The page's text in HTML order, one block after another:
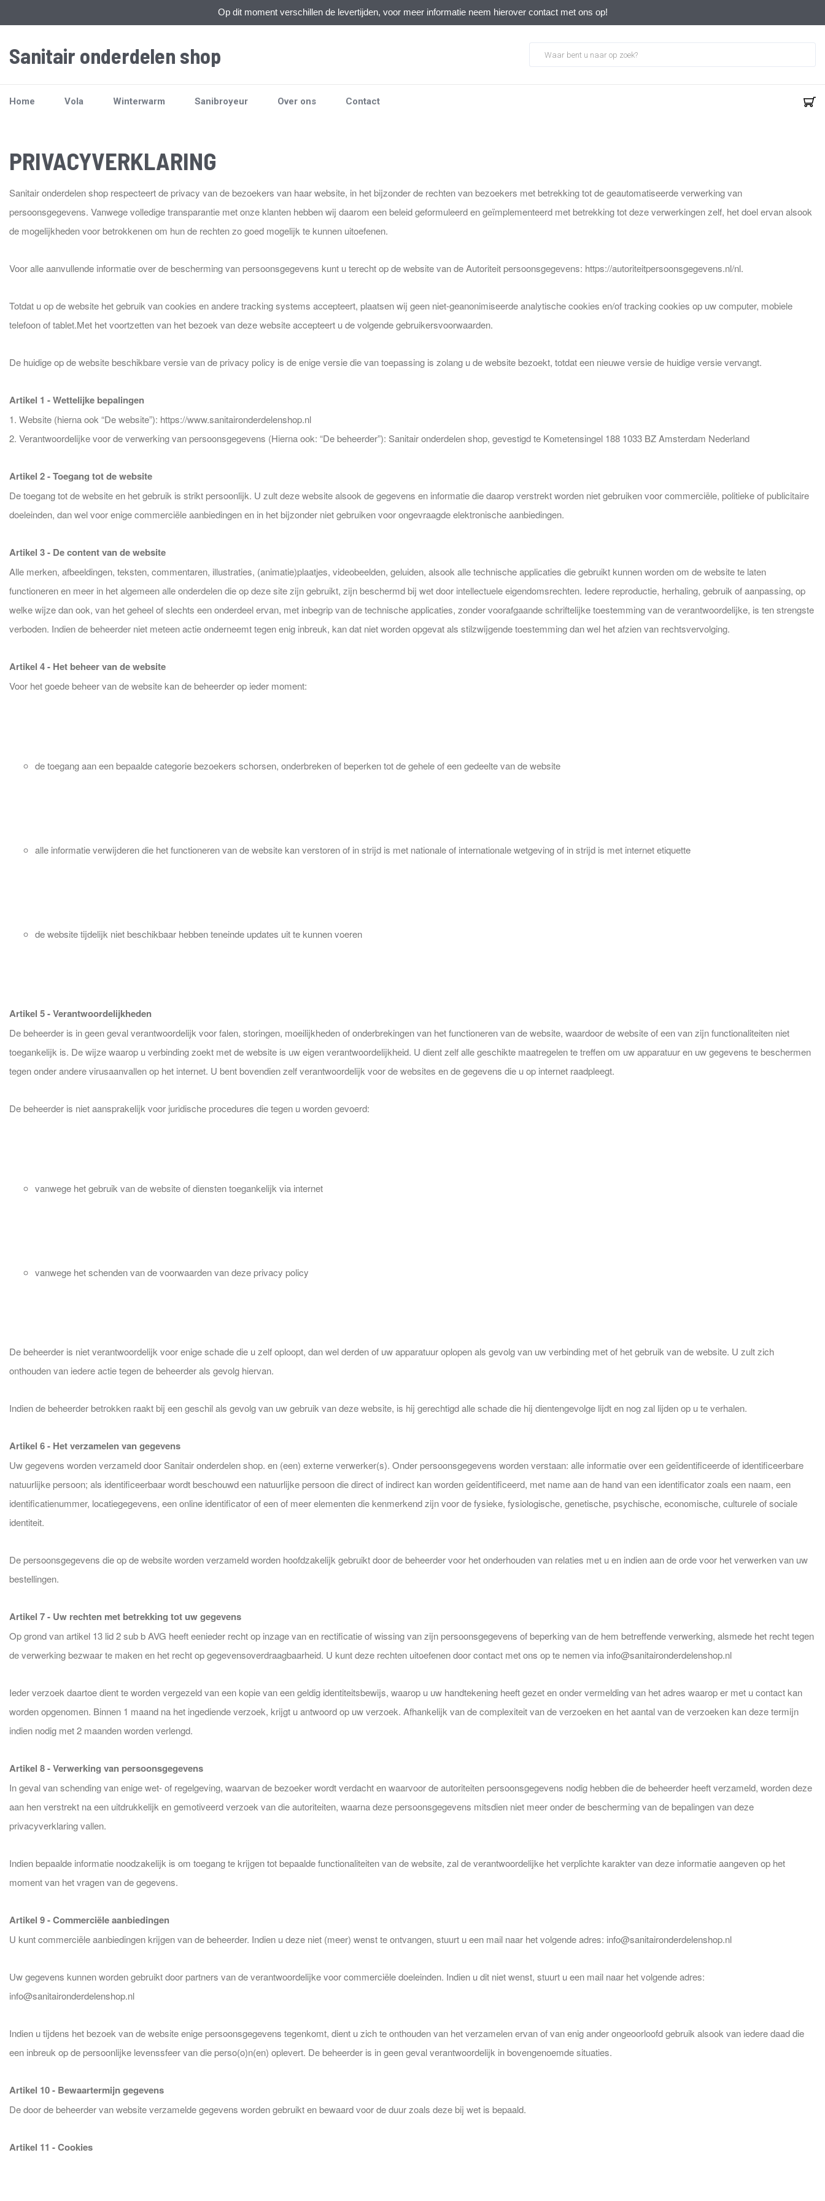
Op dit moment verschillen de levertijden, voor meer informatie neem hierover contact met ons op!
Sanitair onderdelen shop
Home Vola Winterwarm Sanibroyeur Over ons Contact
PRIVACYVERKLARING
Sanitair onderdelen shop respecteert de privacy van de bezoekers van haar website, in het bijzonder de rechten van bezoekers met betrekking tot de geautomatiseerde verwerking van
persoonsgegevens. Vanwege volledige transparantie met onze klanten hebben wij daarom een beleid geformuleerd en geïmplementeerd met betrekking tot deze verwerkingen zelf, het doel ervan alsook
de mogelijkheden voor betrokkenen om hun de rechten zo goed mogelijk te kunnen uitoefenen.
Voor alle aanvullende informatie over de bescherming van persoonsgegevens kunt u terecht op de website van de Autoriteit persoonsgegevens: https://autoriteitpersoonsgegevens.nl/nl.
Totdat u op de website het gebruik van cookies en andere tracking systems accepteert, plaatsen wij geen niet-geanonimiseerde analytische cookies en/of tracking cookies op uw computer, mobiele
telefoon of tablet.Met het voortzetten van het bezoek van deze website accepteert u de volgende gebruikersvoorwaarden.
De huidige op de website beschikbare versie van de privacy policy is de enige versie die van toepassing is zolang u de website bezoekt, totdat een nieuwe versie de huidige versie vervangt.
Artikel 1 - Wettelijke bepalingen
1. Website (hierna ook “De website”): https://www.sanitaironderdelenshop.nl
2. Verantwoordelijke voor de verwerking van persoonsgegevens (Hierna ook: “De beheerder”): Sanitair onderdelen shop, gevestigd te Kometensingel 188 1033 BZ Amsterdam Nederland
Artikel 2 - Toegang tot de website
De toegang tot de website en het gebruik is strikt persoonlijk. U zult deze website alsook de gegevens en informatie die daarop verstrekt worden niet gebruiken voor commerciële, politieke of publicitaire
doeleinden, dan wel voor enige commerciële aanbiedingen en in het bijzonder niet gebruiken voor ongevraagde elektronische aanbiedingen.
Artikel 3 - De content van de website
Alle merken, afbeeldingen, teksten, commentaren, illustraties, (animatie)plaatjes, videobeelden, geluiden, alsook alle technische applicaties die gebruikt kunnen worden om de website te laten
functioneren en meer in het algemeen alle onderdelen die op deze site zijn gebruikt, zijn beschermd bij wet door intellectuele eigendomsrechten. Iedere reproductie, herhaling, gebruik of aanpassing, op
welke wijze dan ook, van het geheel of slechts een onderdeel ervan, met inbegrip van de technische applicaties, zonder voorafgaande schriftelijke toestemming van de verantwoordelijke, is ten strengste
verboden. Indien de beheerder niet meteen actie onderneemt tegen enig inbreuk, kan dat niet worden opgevat als stilzwijgende toestemming dan wel het afzien van rechtsvervolging.
Artikel 4 - Het beheer van de website
Voor het goede beheer van de website kan de beheerder op ieder moment:
de toegang aan een bepaalde categorie bezoekers schorsen, onderbreken of beperken tot de gehele of een gedeelte van de website
alle informatie verwijderen die het functioneren van de website kan verstoren of in strijd is met nationale of internationale wetgeving of in strijd is met internet etiquette
de website tijdelijk niet beschikbaar hebben teneinde updates uit te kunnen voeren
Artikel 5 - Verantwoordelijkheden
De beheerder is in geen geval verantwoordelijk voor falen, storingen, moeilijkheden of onderbrekingen van het functioneren van de website, waardoor de website of een van zijn functionaliteiten niet
toegankelijk is. De wijze waarop u verbinding zoekt met de website is uw eigen verantwoordelijkheid. U dient zelf alle geschikte maatregelen te treffen om uw apparatuur en uw gegevens te beschermen
tegen onder andere virusaanvallen op het internet. U bent bovendien zelf verantwoordelijk voor de websites en de gegevens die u op internet raadpleegt.
De beheerder is niet aansprakelijk voor juridische procedures die tegen u worden gevoerd:
vanwege het gebruik van de website of diensten toegankelijk via internet
vanwege het schenden van de voorwaarden van deze privacy policy
De beheerder is niet verantwoordelijk voor enige schade die u zelf oploopt, dan wel derden of uw apparatuur oplopen als gevolg van uw verbinding met of het gebruik van de website. U zult zich
onthouden van iedere actie tegen de beheerder als gevolg hiervan.
Indien de beheerder betrokken raakt bij een geschil als gevolg van uw gebruik van deze website, is hij gerechtigd alle schade die hij dientengevolge lijdt en nog zal lijden op u te verhalen.
Artikel 6 - Het verzamelen van gegevens
Uw gegevens worden verzameld door Sanitair onderdelen shop. en (een) externe verwerker(s). Onder persoonsgegevens worden verstaan: alle informatie over een geïdentificeerde of identificeerbare
natuurlijke persoon; als identificeerbaar wordt beschouwd een natuurlijke persoon die direct of indirect kan worden geïdentificeerd, met name aan de hand van een identificator zoals een naam, een
identificatienummer, locatiegegevens, een online identificator of een of meer elementen die kenmerkend zijn voor de fysieke, fysiologische, genetische, psychische, economische, culturele of sociale
identiteit.
De persoonsgegevens die op de website worden verzameld worden hoofdzakelijk gebruikt door de beheerder voor het onderhouden van relaties met u en indien aan de orde voor het verwerken van uw
bestellingen.
Artikel 7 - Uw rechten met betrekking tot uw gegevens
Op grond van artikel 13 lid 2 sub b AVG heeft eenieder recht op inzage van en rectificatie of wissing van zijn persoonsgegevens of beperking van de hem betreffende verwerking, alsmede het recht tegen
de verwerking bezwaar te maken en het recht op gegevensoverdraagbaarheid. U kunt deze rechten uitoefenen door contact met ons op te nemen via info@sanitaironderdelenshop.nl
Ieder verzoek daartoe dient te worden vergezeld van een kopie van een geldig identiteitsbewijs, waarop u uw handtekening heeft gezet en onder vermelding van het adres waarop er met u contact kan
worden opgenomen. Binnen 1 maand na het ingediende verzoek, krijgt u antwoord op uw verzoek. Afhankelijk van de complexiteit van de verzoeken en het aantal van de verzoeken kan deze termijn
indien nodig met 2 maanden worden verlengd.
Artikel 8 - Verwerking van persoonsgegevens
In geval van schending van enige wet- of regelgeving, waarvan de bezoeker wordt verdacht en waarvoor de autoriteiten persoonsgegevens nodig hebben die de beheerder heeft verzameld, worden deze
aan hen verstrekt na een uitdrukkelijk en gemotiveerd verzoek van die autoriteiten, waarna deze persoonsgegevens mitsdien niet meer onder de bescherming van de bepalingen van deze
privacyverklaring vallen.
Indien bepaalde informatie noodzakelijk is om toegang te krijgen tot bepaalde functionaliteiten van de website, zal de verantwoordelijke het verplichte karakter van deze informatie aangeven op het
moment van het vragen van de gegevens.
Artikel 9 - Commerciële aanbiedingen
U kunt commerciële aanbiedingen krijgen van de beheerder. Indien u deze niet (meer) wenst te ontvangen, stuurt u een mail naar het volgende adres: info@sanitaironderdelenshop.nl
Uw gegevens kunnen worden gebruikt door partners van de verantwoordelijke voor commerciële doeleinden. Indien u dit niet wenst, stuurt u een mail naar het volgende adres:
info@sanitaironderdelenshop.nl
Indien u tijdens het bezoek van de website enige persoonsgegevens tegenkomt, dient u zich te onthouden van het verzamelen ervan of van enig ander ongeoorloofd gebruik alsook van iedere daad die
een inbreuk op de persoonlijke levenssfeer van die perso(o)n(en) oplevert. De beheerder is in geen geval verantwoordelijk in bovengenoemde situaties.
Artikel 10 - Bewaartermijn gegevens
De door de beheerder van website verzamelde gegevens worden gebruikt en bewaard voor de duur zoals deze bij wet is bepaald.
Artikel 11 - Cookies